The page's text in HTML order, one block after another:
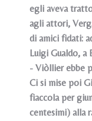
egli aveva
agli attori,
di amici fidati:
Luigi Gualdo,
- Viòllier ebbe
Ci si mise poi
fiaccola per
centesimi) alla